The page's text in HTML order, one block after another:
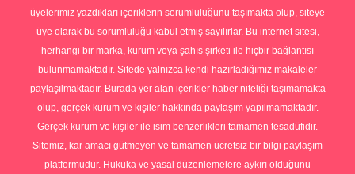
üyelerimiz yazdıkları içeriklerin sorumluluğunu taşımakta olup, siteye
üye olarak bu sorumluluğu kabul etmiş sayılırlar. Bu internet sitesi,
herhangi bir marka, kurum veya şahıs şirketi ile hiçbir bağlantısı
bulunmamaktadır. Sitede yalnızca kendi hazırladığımız makaleler
paylaşılmaktadır. Burada yer alan içerikler haber niteliği taşımamakta
olup, gerçek kurum ve kişiler hakkında paylaşım yapılmamaktadır.
Gerçek kurum ve kişiler ile isim benzerlikleri tamamen tesadüfidir.
Sitemiz, kar amacı gütmeyen ve tamamen ücretsiz bir bilgi paylaşım
platformudur. Hukuka ve yasal düzenlemelere aykırı olduğunu